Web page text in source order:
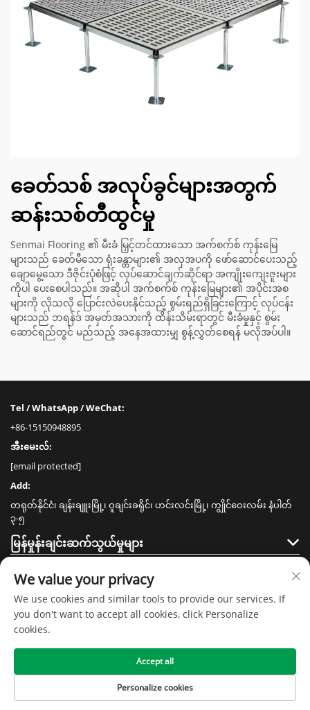
ခေတ်သစ် အလုပ်ခွင်များအတွက်
ဆန်းသစ်တီထွင်မှု
Senmai Flooring ၏ မီးခံ မြှင့်တင်ထားသော အက်စက်စ် ကုန်းမြေ
များသည် ခေတ်မီသော ရုံးခန္တာများ၏ အလှအပကို ဖော်ဆောင်ပေးသည့်
ချောမွေ့သော ဒီဇိုင်းပုံစံဖြင့် လုပ်ဆောင်ချက်ဆိုင်ရာ အကျိုးကျေးဇူးများ
ကိုပါ ပေးစေပါသည်။ အဆိုပါ အက်စက်စ် ကုန်းမြေများ၏ အပိုင်းအစ
များကို လိုသလို ပြောင်းလဲပေးနိုင်သည့် စွမ်းရည်ရှိခြင်းကြောင့် လုပ်ငန်း
များသည် ဘရန်ဒ် အမှတ်အသားကို ထိန်းသိမ်းရာတွင် မီးခံမှုနှင့် စွမ်း
ဆောင်ရည်တွင် မည်သည့် အနေအထားမျှ စွန့်လွှတ်စေရန် မလိုအပ်ပါ။
Tel / WhatsApp / WeChat:
+86-15150948895
အီးမေးလ်:
[email protected]
Add:
တရုတ်နိုင်ငံ၊ ချန်းချူးမြို့၊ ဝူချင်းခရိုင်၊ ဟင်းလင်းမြို့၊ ကျွိုင်ဝေးလမ်း နံပါတ်
၃-၅
မြန်မှုန်းချင်းဆက်သွယ်မှုများ
ထုတ်ကုန်များ
မူရင်းပိုင်ခွင့် © ၂၀၂၀ ခုနှစ်၊ ကျန်းဆူ စင်မေ အိမ်သုံးပစ္စည်းနည်းပညာ ကုမ္ပဏီလီမိ
တက် -လုံခြုံရေးမူဝါဒ
ပင်မစာမျက်နှာ ထုတ်ကုန်များ
ကျွန်ုပ်တို့အား ဆက်
ထိပ်
We value your privacy
We use cookies and similar tools to provide our services. If
you don't want to accept all cookies, click Personalize
cookies.
Personalize cookies
Accept all